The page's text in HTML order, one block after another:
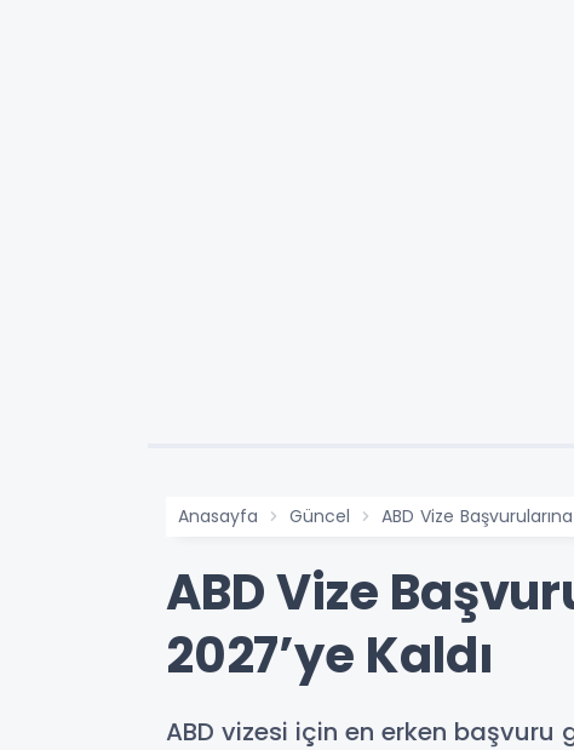
Anasayfa Güncel ABD Vize
ABD Vize
2027’ye Kaldı
ABD vizesi için en erken başvuru